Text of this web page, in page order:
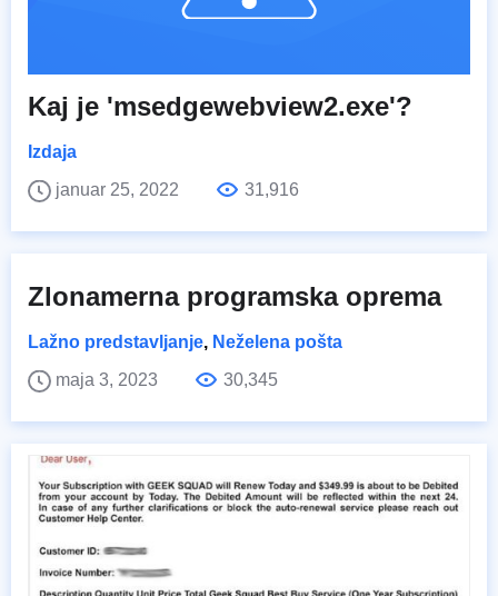
Kaj je 'msedgewebview2.exe'?
Izdaja
januar 25, 2022
31,916
Zlonamerna programska oprema
Lažno predstavljanje, Neželena pošta
maja 3, 2023
30,345